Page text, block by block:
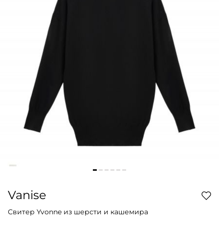
Vanise
Свитер Yvonne из шерсти и кашемира